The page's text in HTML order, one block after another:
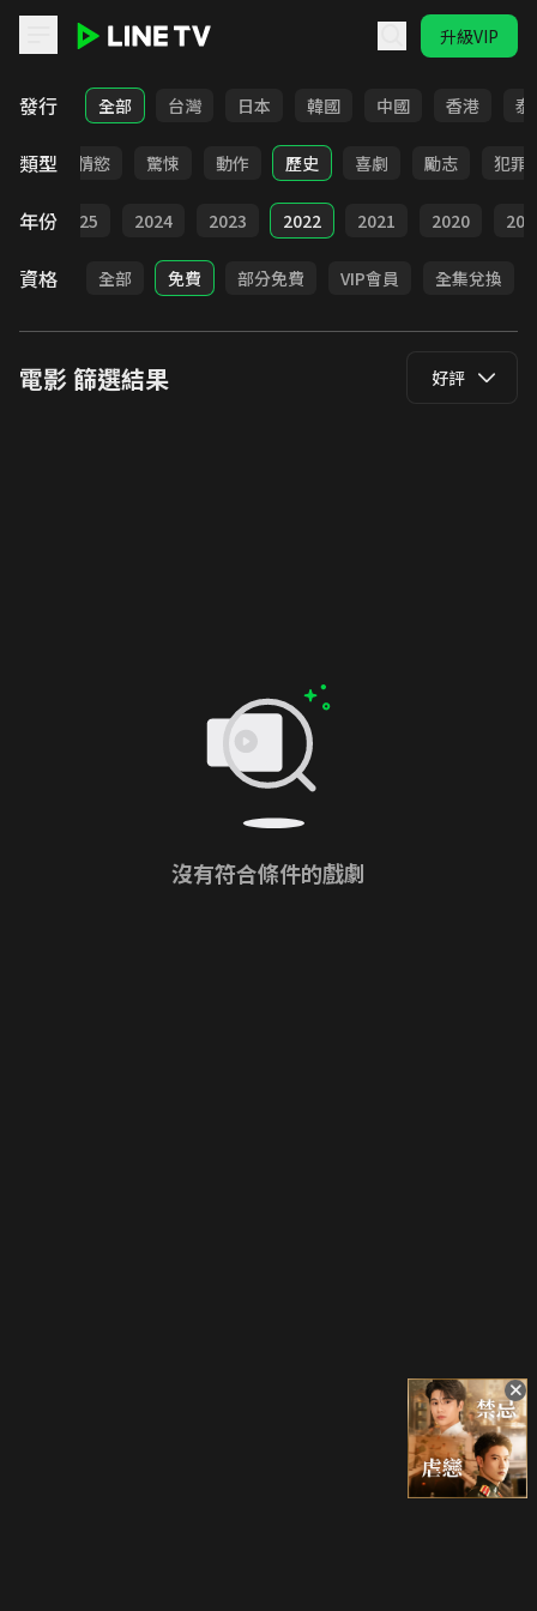
升級VIP
LINE TV - 電影
發行 全部 台灣 日本 韓國 中國 香港 泰
類型
愛情 情慾 驚悚 動作 歷史 喜劇 勵志 犯罪
年份 2025 2024 2023 2022 2021 2020
資格 全部 免費 部分免費 VIP會員 全集兌換
電影篩選結果 好評
沒有符合條件的戲劇